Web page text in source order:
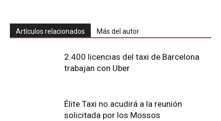
Artículos relacionados Más del autor
2.400 licencias del taxi de Barcelona
trabajan con Uber
Élite Taxi no acudirá a la reunión
solicitada por los Mossos